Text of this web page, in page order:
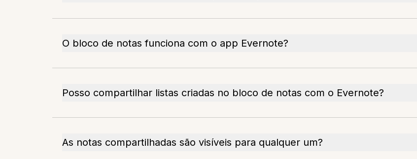
O bloco de notas funciona com o app Evernote?
Posso compartilhar listas criadas no bloco de notas com o Evernote?
As notas compartilhadas são visíveis para qualquer um?